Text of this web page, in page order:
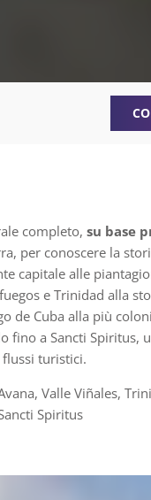
completo, su base
per conoscere la
capitale alle
e Trinidad alla
de Cuba alla più
fino a Sancti Spiritus,
turistici.
Valle Viñales,
Spiritus